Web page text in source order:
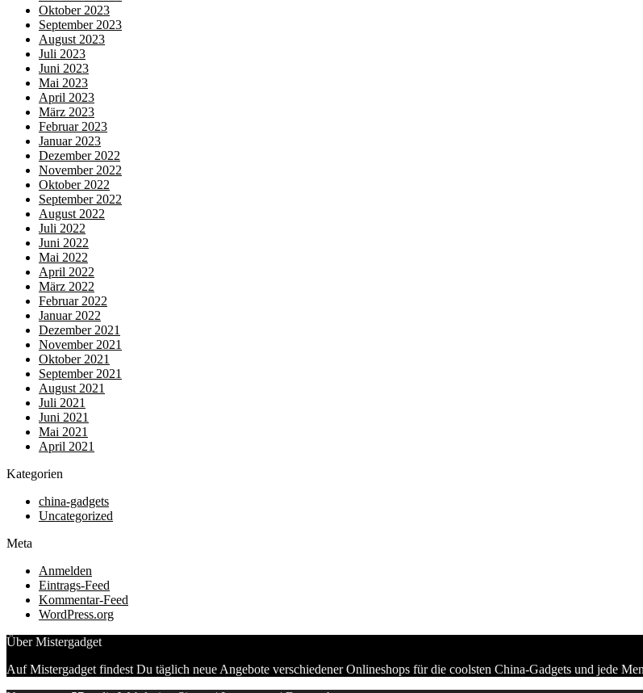
Oktober 2023
September 2023
August 2023
Juli 2023
Juni 2023
Mai 2023
April 2023
März 2023
Februar 2023
Januar 2023
Dezember 2022
November 2022
Oktober 2022
September 2022
August 2022
Juli 2022
Juni 2022
Mai 2022
April 2022
März 2022
Februar 2022
Januar 2022
Dezember 2021
November 2021
Oktober 2021
September 2021
August 2021
Juli 2021
Juni 2021
Mai 2021
April 2021
Kategorien
china-gadgets
Uncategorized
Meta
Anmelden
Eintrags-Feed
Kommentar-Feed
WordPress.org
Über Mistergadget
Auf Mistergadget findest Du täglich neue Angebote verschiedener Onlineshops für die coolsten China-Gadgets und jede